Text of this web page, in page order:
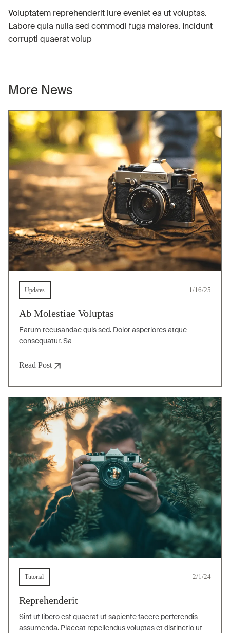
Voluptatem reprehenderit iure eveniet ea ut voluptas.
Labore quia nulla sed commodi fuga maiores. Incidunt
corrupti quaerat volup
More News
Updates 1/16/25
Ab Molestiae Voluptas
Earum recusandae quis sed. Dolor asperiores atque
consequatur. Sa
Read Post
Tutorial 2/1/24
Reprehenderit
Sint ut libero est quaerat ut sapiente facere perferendis
assumenda. Placeat repellendus voluptas et distinctio ut